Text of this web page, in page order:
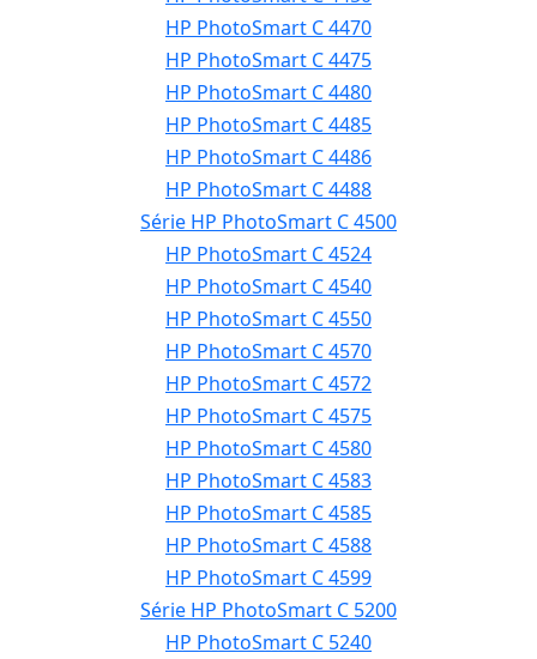
HP PhotoSmart C 4470
HP PhotoSmart C 4475
HP PhotoSmart C 4480
HP PhotoSmart C 4485
HP PhotoSmart C 4486
HP PhotoSmart C 4488
Série HP PhotoSmart C 4500
HP PhotoSmart C 4524
HP PhotoSmart C 4540
HP PhotoSmart C 4550
HP PhotoSmart C 4570
HP PhotoSmart C 4572
HP PhotoSmart C 4575
HP PhotoSmart C 4580
HP PhotoSmart C 4583
HP PhotoSmart C 4585
HP PhotoSmart C 4588
HP PhotoSmart C 4599
Série HP PhotoSmart C 5200
HP PhotoSmart C 5240